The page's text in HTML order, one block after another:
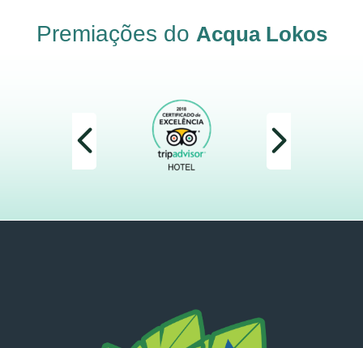
Premiações do Acqua Lokos